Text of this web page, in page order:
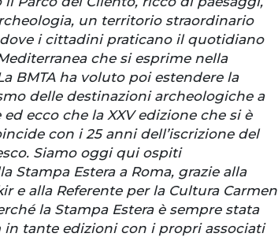
un territorio straordinario
i cittadini praticano il quotidiano
che si esprime nella
BMTA ha voluto poi estendere la
delle destinazioni archeologiche a
ecco che la XXV edizione che si è
con i 25 anni dell’iscrizione del
Siamo oggi qui ospiti
Stampa Estera a Roma, grazie alla
e alla Referente per la Cultura Carmen
la Stampa Estera è sempre stata
in tante edizioni con i propri associati